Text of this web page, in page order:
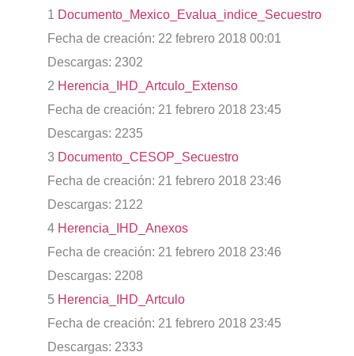
1 Documento_Mexico_Evalua_indice_Secuestro
Fecha de creación: 22 febrero 2018 00:01
Descargas: 2302
2 Herencia_IHD_Artculo_Extenso
Fecha de creación: 21 febrero 2018 23:45
Descargas: 2235
3 Documento_CESOP_Secuestro
Fecha de creación: 21 febrero 2018 23:46
Descargas: 2122
4 Herencia_IHD_Anexos
Fecha de creación: 21 febrero 2018 23:46
Descargas: 2208
5 Herencia_IHD_Artculo
Fecha de creación: 21 febrero 2018 23:45
Descargas: 2333